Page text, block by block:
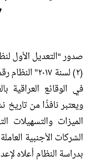
صدور “التعديل الأول
ويعتبر نافذًا من
الميزات والتسهيلات
الشركات الأجنبية
بدراسة النظام أعلاه